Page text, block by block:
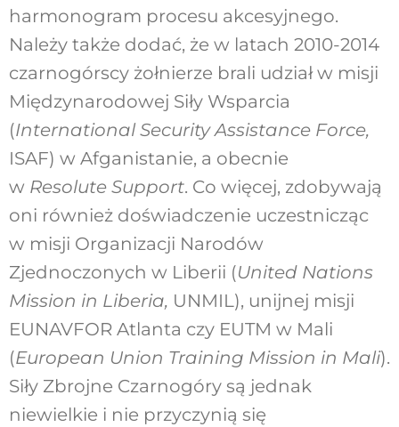
harmonogram procesu akcesyjnego.
Należy także dodać, że w latach 2010-2014
czarnogórscy żołnierze brali udział w misji
Międzynarodowej Siły Wsparcia
(International Security Assistance Force,
ISAF) w Afganistanie, a obecnie
w Resolute Support. Co więcej, zdobywają
oni również doświadczenie uczestnicząc
w misji Organizacji Narodów
Zjednoczonych w Liberii (United Nations
Mission in Liberia, UNMIL), unijnej misji
EUNAVFOR Atlanta czy EUTM w Mali
(European Union Training Mission in Mali).
Siły Zbrojne Czarnogóry są jednak
niewielkie i nie przyczynią się